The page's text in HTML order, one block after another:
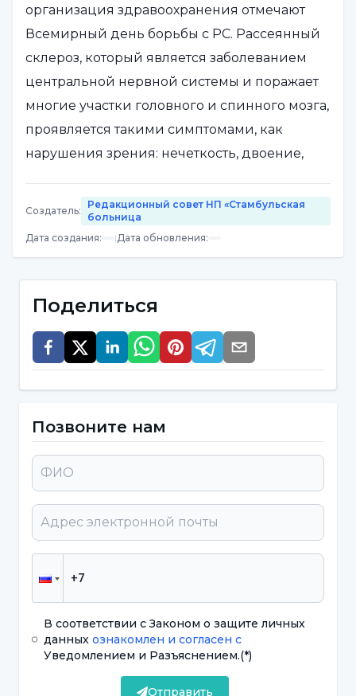
организация здравоохранения отмечают
Всемирный день борьбы с РС. Рассеянный
склероз, который является заболеванием
центральной нервной системы и поражает
многие участки головного и спинного мозга,
проявляется такими симптомами, как
нарушения зрения: нечеткость, двоение,
или обеих ногах, неустойчивость при
ходьбе, тремор в одной или обеих руках,
NPISTANBUL при университете Ускюдар
доктор Селал Шалчини дал рекомендации
для пациентов с РС в эти дни борьбы с
Тем, кто использует
иммуносупрессивные препараты,
следует быть осторожными
Отметив, что пока нет информации о том, что
коронавирус ухудшает течение РС или
провоцирует приступы, доктор Селал
Шалчини сказал, что пациентам,
использующим при РС препараты,
подавляющие иммунитет, следует строго
Создатель:
Редакционный совет НП «Стамбульская
больница
Дата создания: |Дата обновления:
Поделиться
Позвоните нам
В соответствии с Законом о защите личных
данныхознакомлен и согласен с
Уведомлением и Разъяснением.(*)
Отправить